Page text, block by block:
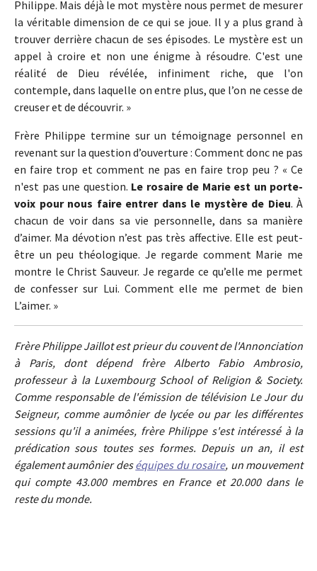
Philippe. Mais déjà le mot mystère nous permet de mesurer
la véritable dimension de ce qui se joue. Il y a plus grand à
trouver derrière chacun de ses épisodes. Le mystère est un
appel à croire et non une énigme à résoudre. C'est une
réalité de Dieu révélée, infiniment riche, que l'on
contemple, dans laquelle on entre plus, que l’on ne cesse de
creuser et de découvrir. »
Frère Philippe termine sur un témoignage personnel en
revenant sur la question d’ouverture : Comment donc ne pas
en faire trop et comment ne pas en faire trop peu ? « Ce
n'est pas une question. Le rosaire de Marie est un porte-
voix pour nous faire entrer dans le mystère de Dieu. À
chacun de voir dans sa vie personnelle, dans sa manière
d’aimer. Ma dévotion n’est pas très affective. Elle est peut-
être un peu théologique. Je regarde comment Marie me
montre le Christ Sauveur. Je regarde ce qu’elle me permet
de confesser sur Lui. Comment elle me permet de bien
L’aimer. »
Frère Philippe Jaillot est prieur du couvent de l'Annonciation
à Paris, dont dépend frère Alberto Fabio Ambrosio,
professeur à la Luxembourg School of Religion & Society.
Comme responsable de l'émission de télévision Le Jour du
Seigneur, comme aumônier de lycée ou par les différentes
sessions qu'il a animées, frère Philippe s'est intéressé à la
prédication sous toutes ses formes. Depuis un an, il est
également aumônier deséquipes du rosaire, un mouvement
qui compte 43.000 membres en France et 20.000 dans le
reste du monde.